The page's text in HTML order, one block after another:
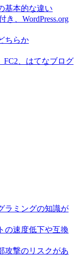
基本的な違い
き、WordPress.org
ちらか
FC2、はてなブログ
ラミングの知識が
の速度低下や互換
攻撃のリスクがあ